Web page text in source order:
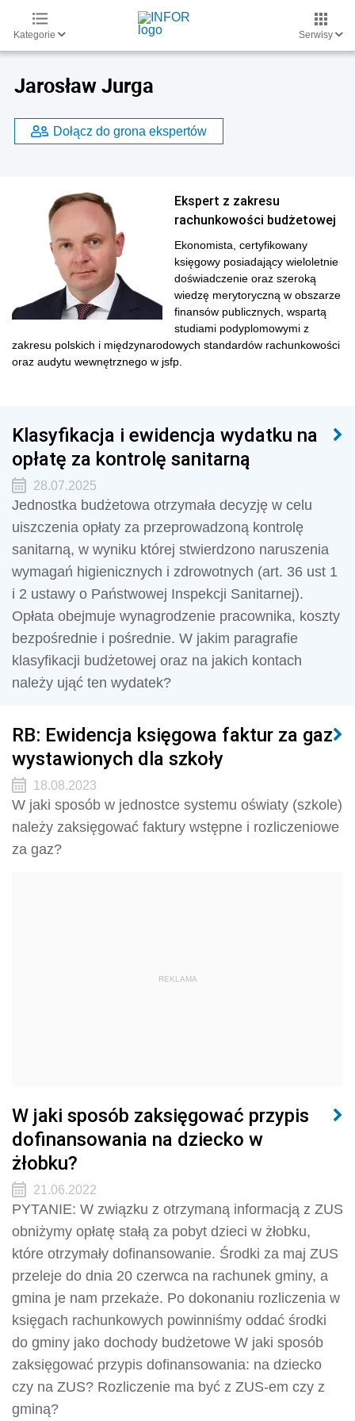
Kategorie Serwisy
Jarosław Jurga
Dołącz do grona ekspertów
Ekspert z zakresu
rachunkowości budżetowej
Ekonomista, certyfikowany
księgowy posiadający wieloletnie
doświadczenie oraz szeroką
wiedzę merytoryczną w obszarze
finansów publicznych, wspartą
studiami podyplomowymi z
zakresu polskich i międzynarodowych standardów rachunkowości
oraz audytu wewnętrznego w jsfp.
Klasyfikacja i ewidencja wydatku na
opłatę za kontrolę sanitarną
28.07.2025
Jednostka budżetowa otrzymała decyzję w celu
uiszczenia opłaty za przeprowadzoną kontrolę
sanitarną, w wyniku której stwierdzono naruszenia
wymagań higienicznych i zdrowotnych (art. 36 ust 1
i 2 ustawy o Państwowej Inspekcji Sanitarnej).
Opłata obejmuje wynagrodzenie pracownika, koszty
bezpośrednie i pośrednie. W jakim paragrafie
klasyfikacji budżetowej oraz na jakich kontach
należy ująć ten wydatek?
RB: Ewidencja księgowa faktur za gaz
wystawionych dla szkoły
18.08.2023
W jaki sposób w jednostce systemu oświaty (szkole)
należy zaksięgować faktury wstępne i rozliczeniowe
za gaz?
REKLAMA
W jaki sposób zaksięgować przypis
dofinansowania na dziecko w
żłobku?
21.06.2022
PYTANIE: W związku z otrzymaną informacją z ZUS
obniżymy opłatę stałą za pobyt dzieci w żłobku,
które otrzymały dofinansowanie. Środki za maj ZUS
przeleje do dnia 20 czerwca na rachunek gminy, a
gmina je nam przekaże. Po dokonaniu rozliczenia w
księgach rachunkowych powinniśmy oddać środki
do gminy jako dochody budżetowe W jaki sposób
zaksięgować przypis dofinansowania: na dziecko
czy na ZUS? Rozliczenie ma być z ZUS-em czy z
gminą?